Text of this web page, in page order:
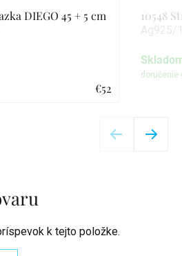
DIEGO 45 + 5 cm
€52
10548
k tejto položke.